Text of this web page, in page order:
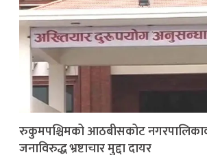
रुकुमपश्चिमको आठबीसकोट
जनाविरुद्ध भ्रष्टाचार मुद्दा दायर